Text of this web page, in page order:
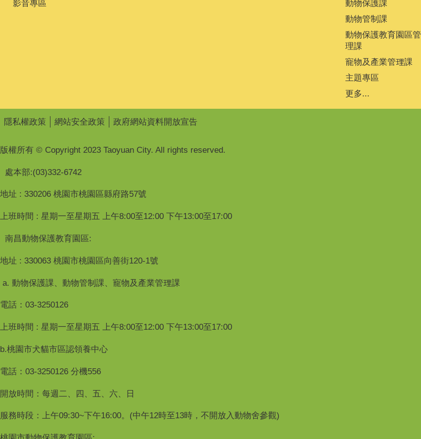
影音專區
動物保護課
動物管制課
動物保護教育園區管
理課
寵物及產業管理課
主題專區
更多...
隱私權政策 網站安全政策 政府網站資料開放宣告
版權所有 © Copyright 2023 Taoyuan City. All rights reserved.
處本部:(03)332-6742
地址 : 330206 桃園市桃園區縣府路57號
上班時間 : 星期一至星期五 上午8:00至12:00 下午13:00至17:00
南昌動物保護教育園區:
地址 : 330063 桃園市桃園區向善街120-1號
a. 動物保護課、動物管制課、寵物及產業管理課
電話：03-3250126
上班時間 : 星期一至星期五 上午8:00至12:00 下午13:00至17:00
b.桃園市犬貓市區認領養中心
電話：03-3250126 分機556
開放時間：每週二、四、五、六、日
服務時段：上午09:30~下午16:00。(中午12時至13時，不開放入動物舍參觀)